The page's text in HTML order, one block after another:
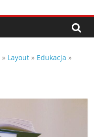
» Layout » Edukacja »